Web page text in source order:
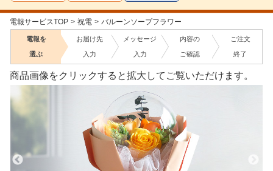
電報サービスTOP > 祝電 > バルーンソープフラワー
電報を
選ぶ
お届け先
入力
メッセージ
入力
内容の
ご確認
ご注文
終了
商品画像をクリックすると拡大してご覧いただけます。